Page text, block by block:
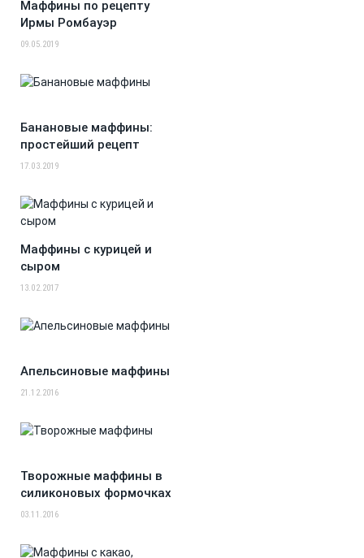
Маффины по рецепту
Ирмы Ромбауэр
09.05.2019
Банановые маффины:
простейший рецепт
17.03.2019
Маффины с курицей и
сыром
13.02.2017
Апельсиновые маффины
21.12.2016
Творожные маффины в
силиконовых формочках
03.11.2016